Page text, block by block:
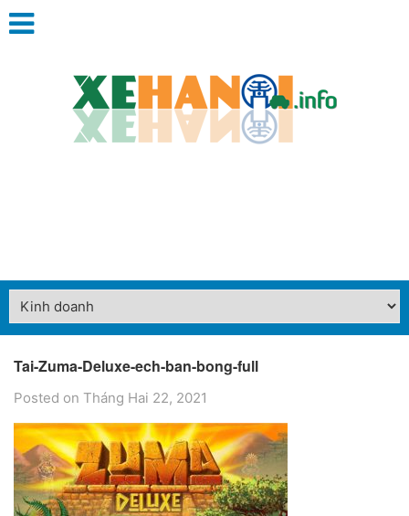
Tai-Zuma-Deluxe-ech-ban-bong-full
Posted on Tháng Hai 22, 2021